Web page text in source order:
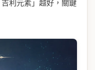
利元素」越好，關鍵